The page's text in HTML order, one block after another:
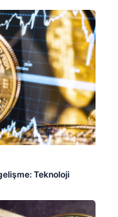
Teknoloji